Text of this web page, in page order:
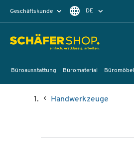
Geschäftskunde DE
EN
Büroausstattung Büromaterial Büromöbel
Handwerkzeuge